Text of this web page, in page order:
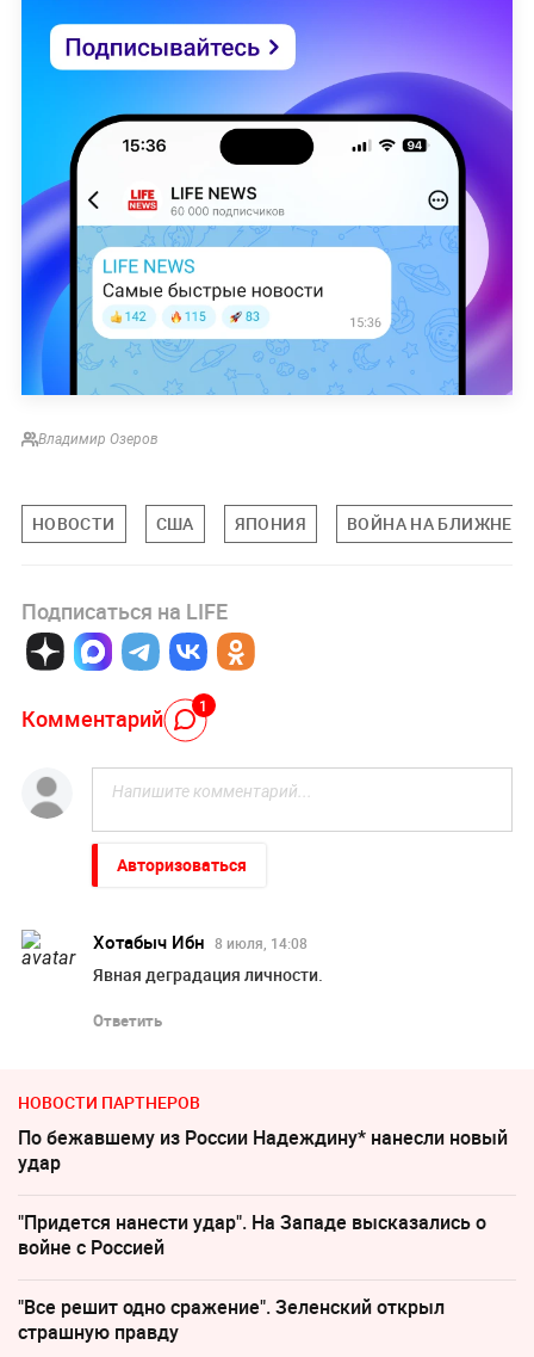
Владимир Озеров
НОВОСТИ США ЯПОНИЯ ВОЙНА НА БЛИЖНЕМ
Подписаться на LIFE
Комментарий 1
Авторизоваться
Хотабыч Ибн 8 июля, 14:08
Явная деградация личности.
Ответить
НОВОСТИ ПАРТНЕРОВ
По бежавшему из России Надеждину* нанесли новый
удар
"Придется нанести удар". На Западе высказались о
войне с Россией
"Все решит одно сражение". Зеленский открыл
страшную правду